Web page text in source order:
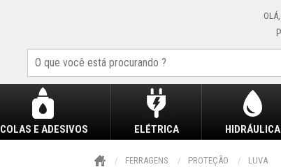
OLÁ,
COLAS E ADESIVOS ELÉTRICA HIDRÁULICA
FERRAGENS PROTEÇÃO LUVA